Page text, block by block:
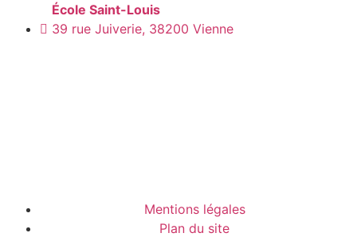
École Saint-Louis
39 rue Juiverie, 38200 Vienne
Mentions légales
Plan du site